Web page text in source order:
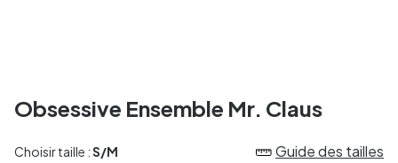
Obsessive Ensemble Mr. Claus
Choisir taille :S/M Guide des tailles